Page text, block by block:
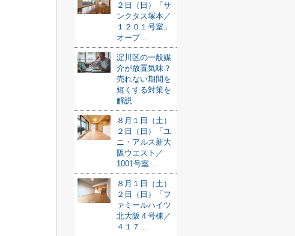
２日（日）「サ
ンクタス塚本／
１２０１号室」
オープ...
淀川区の一般媒
介が放置気味？
売れない期間を
短くする対策を
解説
８月１日（土）
２日（日）「ユ
ニ・アルス新大
阪ウエスト／
1001号室...
８月１日（土）
２日（日）「フ
ァミールハイツ
北大阪４号棟／
４１７...